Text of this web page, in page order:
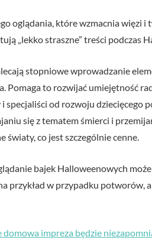
oglądania, które wzmacnia więzi i
„lekko straszne” treści podczas
stopniowe wprowadzanie
Pomaga to rozwijać umiejętność
od rozwoju dziecięcego
się z tematem śmierci i
co jest szczególnie cenne.
bajek Halloweenowych
przykład w przypadku potworów,
impreza będzie